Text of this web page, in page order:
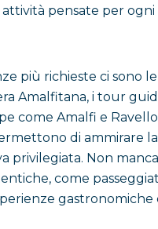
pensate per ogni
più richieste ci sono
Amalfitana, i tour
come Amalfi e
di ammirare
privilegiata. Non
come
gastronomiche